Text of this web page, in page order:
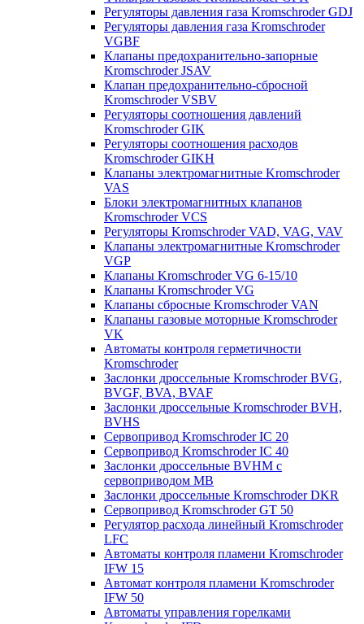
Регуляторы давления газа Kromschroder GDJ
Регуляторы давления газа Kromschroder
VGBF
Клапаны предохранительно-запорные
Kromschroder JSAV
Клапан предохранительно-сбросной
Kromschroder VSBV
Регуляторы соотношения давлений
Kromschroder GIK
Регуляторы соотношения расходов
Kromschroder GIKH
Клапаны электромагнитные Kromschroder
VAS
Блоки электромагнитных клапанов
Kromschroder VCS
Регуляторы Kromschroder VAD, VAG, VAV
Клапаны электромагнитные Kromschroder
VGP
Клапаны Kromschroder VG 6-15/10
Клапаны Kromschroder VG
Клапаны сбросные Kromschroder VAN
Клапаны газовые моторные Kromschroder
VK
Автоматы контроля герметичности
Kromschroder
Заслонки дроссельные Kromschroder BVG,
BVGF, BVA, BVAF
Заслонки дроссельные Kromschroder BVH,
BVHS
Сервопривод Kromschroder IC 20
Сервопривод Kromschroder IC 40
Заслонки дроссельные BVHM с
сервоприводом МВ
Заслонки дроссельные Kromschroder DKR
Cервопривод Kromschroder GT 50
Регулятор расхода линейный Kromschroder
LFC
Автоматы контроля пламени Kromschroder
IFW 15
Автомат контроля пламени Kromschroder
IFW 50
Автоматы управления горелками